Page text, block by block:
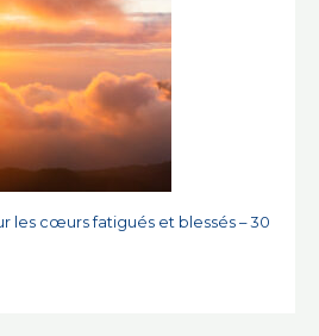
les cœurs fatigués et blessés – 30